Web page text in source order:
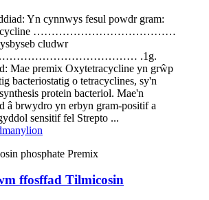
Yn cynnwys fesul powdr gram:
…………………………………
cludwr
.1g.
Mae premix Oxytetracycline yn grŵp
bacteriostatig o tetracyclines, sy'n
protein bacteriol. Mae'n
â brwydro yn erbyn gram-positif a
sensitif fel Strepto ...
manylion
ffosffad Tilmicosin